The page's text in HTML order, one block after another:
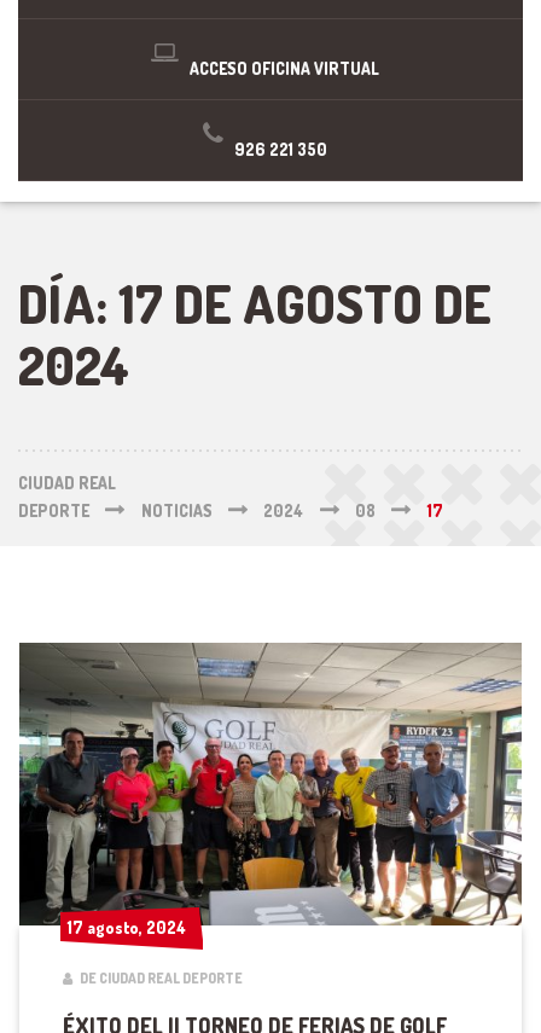
ACCESO OFICINA VIRTUAL
926 221 350
DÍA:17 DE AGOSTO DE
2024
CIUDAD REAL
DEPORTE
NOTICIAS 2024 08 17
17 agosto, 2024
17 agosto, 2024
DE CIUDAD REAL DEPORTE
ÉXITO DEL II TORNEO DE FERIAS DE GOLF